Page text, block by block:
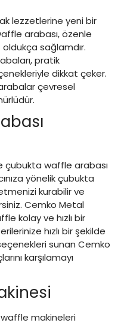
lezzetlerine yeni bir
arabası, özenle
sağlamdır.
pratik
dikkat çeker.
çevresel
çubukta waffle arabası
yönelik çubukta
kurabilir ve
Cemko Metal
kolay ve hızlı bir
hızlı bir şekilde
sunan Cemko
karşılamayı
makineleri